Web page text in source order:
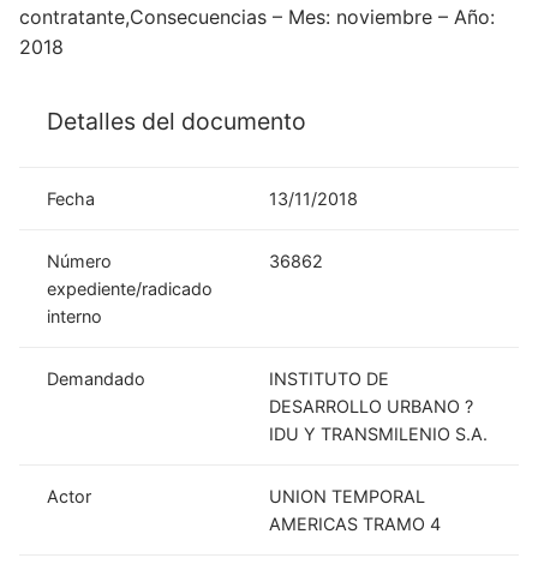
contratante,Consecuencias – Mes: noviembre – Año:
2018
Detalles del documento
Fecha 13/11/2018
Número
expediente/radicado
interno
36862
Demandado
INSTITUTO DE
DESARROLLO URBANO ?
IDU Y TRANSMILENIO S.A.
Actor
UNION TEMPORAL
AMERICAS TRAMO 4